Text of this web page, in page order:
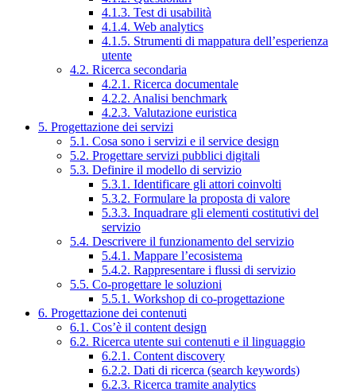
4.1.3. Test di usabilità
4.1.4. Web analytics
4.1.5. Strumenti di mappatura dell’esperienza
utente
4.2. Ricerca secondaria
4.2.1. Ricerca documentale
4.2.2. Analisi benchmark
4.2.3. Valutazione euristica
5. Progettazione dei servizi
5.1. Cosa sono i servizi e il service design
5.2. Progettare servizi pubblici digitali
5.3. Definire il modello di servizio
5.3.1. Identificare gli attori coinvolti
5.3.2. Formulare la proposta di valore
5.3.3. Inquadrare gli elementi costitutivi del
servizio
5.4. Descrivere il funzionamento del servizio
5.4.1. Mappare l’ecosistema
5.4.2. Rappresentare i flussi di servizio
5.5. Co-progettare le soluzioni
5.5.1. Workshop di co-progettazione
6. Progettazione dei contenuti
6.1. Cos’è il content design
6.2. Ricerca utente sui contenuti e il linguaggio
6.2.1. Content discovery
6.2.2. Dati di ricerca (search keywords)
6.2.3. Ricerca tramite analytics